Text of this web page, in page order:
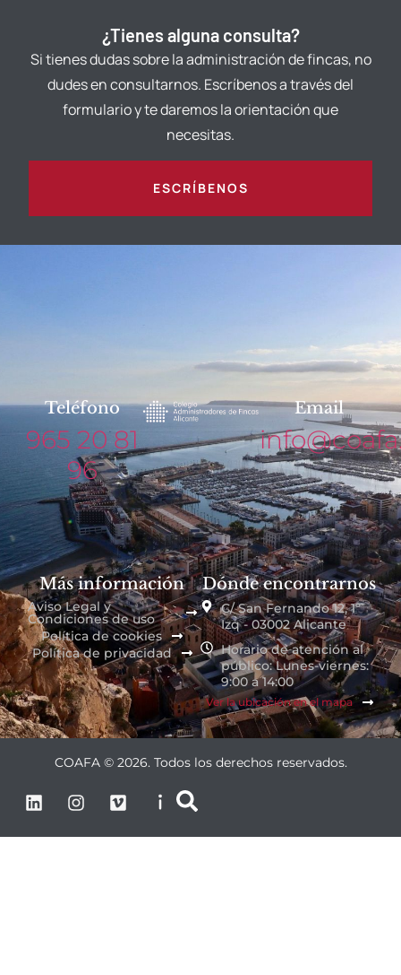
¿Tienes alguna consulta?
Si tienes dudas sobre la administración de fincas, no
dudes en consultarnos. Escríbenos a través del
formulario y te daremos la orientación que
necesitas.
ESCRÍBENOS
Teléfono
965 20 81
96
Email
Más información
Aviso Legal y
Condiciones de uso
Política de cookies
Política de privacidad
Dónde encontrarnos
C/ San Fernando 12, 1º
Izq - 03002 Alicante
Horario de atención al
público: Lunes-viernes:
9:00 a 14:00
Ver la ubicación en el mapa
COAFA © 2026. Todos los derechos reservados.